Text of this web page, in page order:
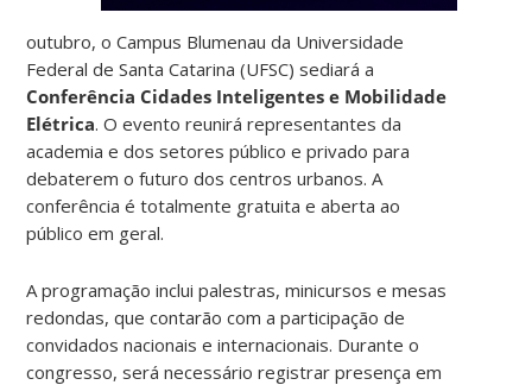
outubro, o Campus Blumenau da Universidade
Federal de Santa Catarina (UFSC) sediará a
Conferência Cidades Inteligentes e Mobilidade
Elétrica. O evento reunirá representantes da
academia e dos setores público e privado para
debaterem o futuro dos centros urbanos. A
conferência é totalmente gratuita e aberta ao
público em geral.
A programação inclui palestras, minicursos e mesas
redondas, que contarão com a participação de
convidados nacionais e internacionais. Durante o
congresso, será necessário registrar presença em